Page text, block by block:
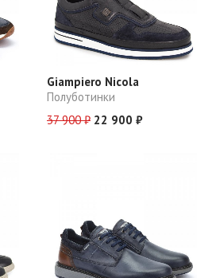
Giampiero Nicola
Полуботинки
37 900 ₽ 22 900 ₽